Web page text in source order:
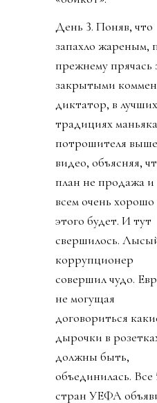
День 3. Поняв, что
запахло жареным,
прежнему прячась
закрытыми
диктатор, в лучших
традициях
потрошителя
видео, объясняя,
план не продажа и
всем очень хорошо
этого будет. И тут
свершилось.
коррупционер
совершил чудо.
не могущая
договориться
дырочки в
должны быть,
объединилась. Все
стран УЕФА